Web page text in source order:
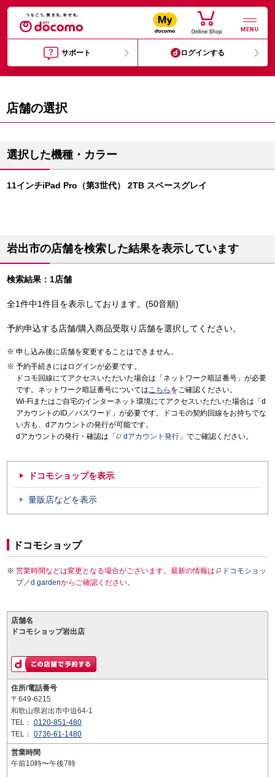
MENU
サポート ログインする
店舗の選択
選択した機種・カラー
11インチiPad Pro（第3世代） 2TB スペースグレイ
岩出市の店舗を検索した結果を表示しています
検索結果：1店舗
全1件中1件目を表示しております。(50音順)
予約申込する店舗/購入商品受取り店舗を選択してください。
申し込み後に店舗を変更することはできません。
予約手続きにはログインが必要です。
ドコモ回線にてアクセスいただいた場合は「ネットワーク暗証番号」が必要
です。ネットワーク暗証番号についてはこちら をご確認ください。
Wi-Fiまたはご自宅のインターネット環境にてアクセスいただいた場合は「d
アカウントのID／パスワード」が必要です。ドコモの契約回線をお持ちでな
い方も、dアカウントの発行が可能です。
dアカウントの発行・確認は「
dアカウント発行 」でご確認ください。
ドコモショップを表示
量販店などを表示
ドコモショップ
営業時間などは変更となる場合がございます。最新の情報は
ドコモショッ
プ／d gardenからご確認ください。
店舗名
ドコモショップ岩出店
住所/電話番号
〒649-6215
和歌山県岩出市中迫64-1
TEL： 0120-851-480
TEL： 0736-61-1480
営業時間
午前10時〜午後7時